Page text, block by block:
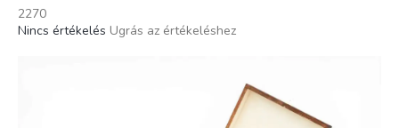
2270
A
Nincs értékelés Ugrás az értékeléshez